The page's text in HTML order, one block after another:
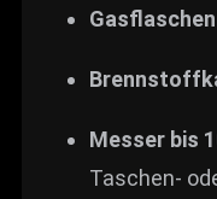
Messer bis
Taschen-